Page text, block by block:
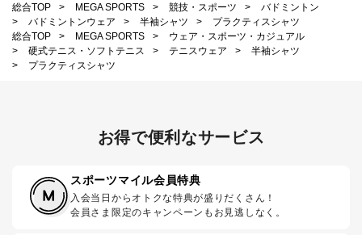
総合TOP
> MEGA SPORTS > 競技・スポーツ >
バドミントン
>
バドミントンウェア > 半袖シャツ >
プラクティスシャツ
総合TOP
> MEGA SPORTS >
ウェア・スポーツ・カジュアル
>
硬式テニス・ソフトテニス > テニスウェア >
半袖シャツ
>
プラクティスシャツ
お得で便利なサービス
スポーツマイル会員特典
入会当日からオトクな特典が盛りだくさん！
会員さま限定のキャンペーンもお見逃しなく。